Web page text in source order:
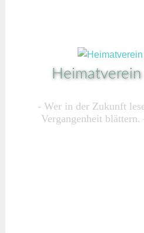
Wer in der Zukunft
Vergangenheit